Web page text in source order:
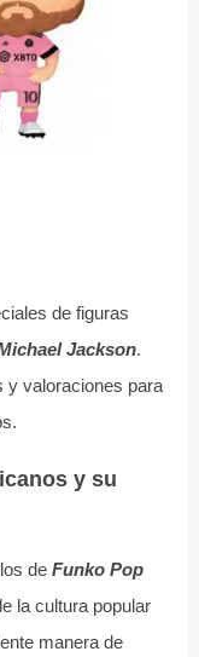
de figuras
Jackson.
y valoraciones para
y su
de Funko Pop
la cultura popular
manera de